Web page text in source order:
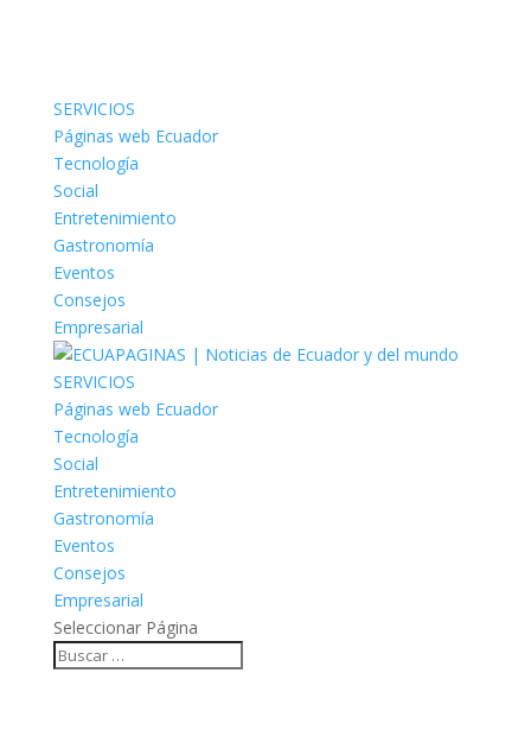
SERVICIOS
Páginas web Ecuador
Tecnología
Social
Entretenimiento
Gastronomía
Eventos
Consejos
Empresarial
SERVICIOS
Páginas web Ecuador
Tecnología
Social
Entretenimiento
Gastronomía
Eventos
Consejos
Empresarial
Seleccionar Página